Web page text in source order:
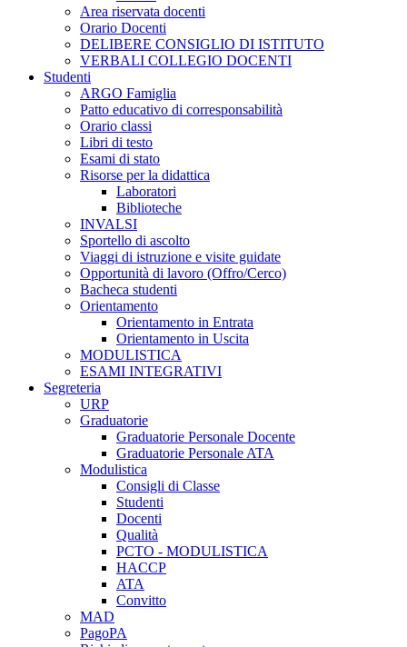
Area riservata docenti
Orario Docenti
DELIBERE CONSIGLIO DI ISTITUTO
VERBALI COLLEGIO DOCENTI
Studenti
ARGO Famiglia
Patto educativo di corresponsabilità
Orario classi
Libri di testo
Esami di stato
Risorse per la didattica
Laboratori
Biblioteche
INVALSI
Sportello di ascolto
Viaggi di istruzione e visite guidate
Opportunità di lavoro (Offro/Cerco)
Bacheca studenti
Orientamento
Orientamento in Entrata
Orientamento in Uscita
MODULISTICA
ESAMI INTEGRATIVI
Segreteria
URP
Graduatorie
Graduatorie Personale Docente
Graduatorie Personale ATA
Modulistica
Consigli di Classe
Studenti
Docenti
Qualità
PCTO - MODULISTICA
HACCP
ATA
Convitto
MAD
PagoPA